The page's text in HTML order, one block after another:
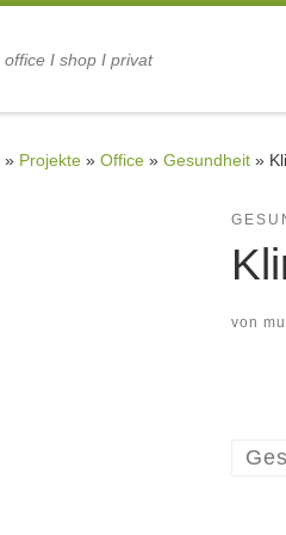
office I shop I privat
» Projekte » Office » Gesundheit »
von